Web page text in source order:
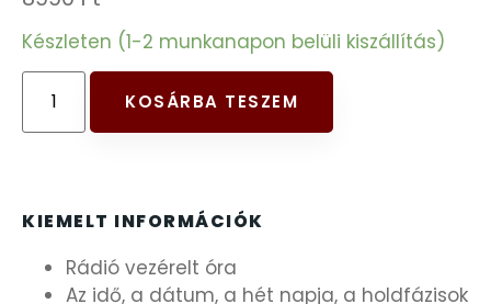
Készleten (1-2 munkanapon belüli kiszállítás)
KOSÁRBA TESZEM
KIEMELT INFORMÁCIÓK
Rádió vezérelt óra
Az idő, a dátum, a hét napja, a holdfázisok
FESTINA
FIGURÁS ÉBRESZTŐÓRÁK
FREELOOK
GUESS KARÓRÁK